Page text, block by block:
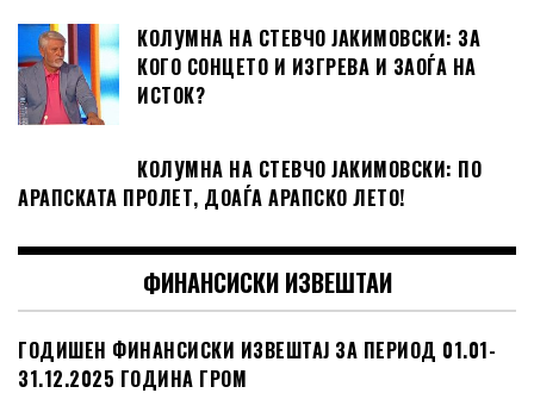
КОЛУМНА НА СТЕВЧО ЈАКИМОВСКИ: ЗА
КОГО СОНЦЕТО И ИЗГРЕВА И ЗАОЃА НА
ИСТОК?
КОЛУМНА НА СТЕВЧО ЈАКИМОВСКИ: ПО
АРАПСКАТА ПРОЛЕТ, ДОАЃА АРАПСКО ЛЕТО!
ФИНАНСИСКИ ИЗВЕШТАИ
ГОДИШЕН ФИНАНСИСКИ ИЗВЕШТАЈ ЗА ПЕРИОД 01.01-
31.12.2025 ГОДИНА ГРОМ